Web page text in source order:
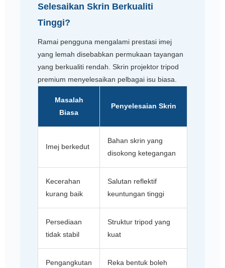
Selesaikan Skrin Berkualiti
Tinggi?
Ramai pengguna mengalami prestasi imej
yang lemah disebabkan permukaan tayangan
yang berkualiti rendah. Skrin projektor tripod
premium menyelesaikan pelbagai isu biasa.
Masalah
Biasa
Penyelesaian Skrin
Imej berkedut
Bahan skrin yang
disokong ketegangan
Kecerahan
kurang baik
Salutan reflektif
keuntungan tinggi
Persediaan
tidak stabil
Struktur tripod yang
kuat
Pengangkutan
Reka bentuk boleh